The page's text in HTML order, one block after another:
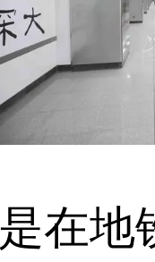
地